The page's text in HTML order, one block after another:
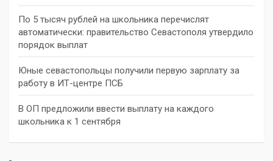
По 5 тысяч рублей на школьника перечислят
автоматически: правительство Севастополя утвердило
порядок выплат
Юные севастопольцы получили первую зарплату за
работу в ИТ-центре ПСБ
В ОП предложили ввести выплату на каждого
школьника к 1 сентября